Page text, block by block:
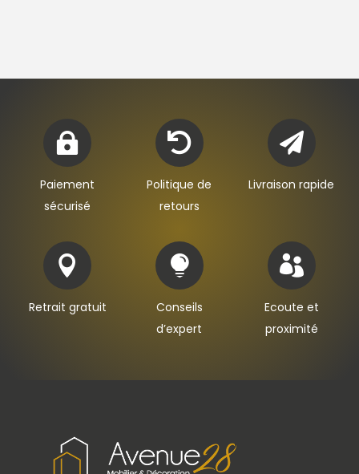

Paiement
sécurisé

Politique de
retours

Livraison rapide

Retrait gratuit

Conseils
d’expert

Ecoute et
proximité